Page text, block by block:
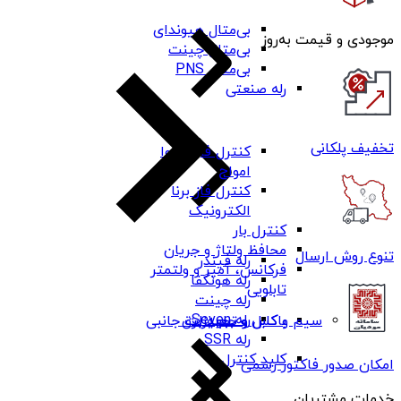
بی‌متال هیوندای
بی‌متال چینت
بی‌متال PNS
رله صنعتی
رله فیندر
رله هونگفا
رله چینت
رله Seven
رله SSR
کلید کنترل
کنترل فاز شیوا
امواج
کنترل فاز برنا
الکترونیک
کنترل بار
محافظ ولتاژ و جریان
فرکانس، آمپر و ولتمتر
تابلویی
باکس و جعبه برق
سیم و کابل و تجهیزات جانبی
موجودی و قیمت به‌روز
تخفیف پلکانی
تنوع روش ارسال
امکان صدور فاکتور رسمی